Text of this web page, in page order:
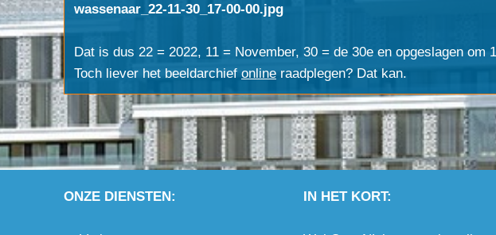
wassenaar_22-11-30_17-00-00.jpg
Dat is dus 22 = 2022, 11 = November, 30 = de 30e en opgeslagen om
Toch liever het beeldarchief online raadplegen? Dat kan.
ONZE DIENSTEN: IN HET KORT: